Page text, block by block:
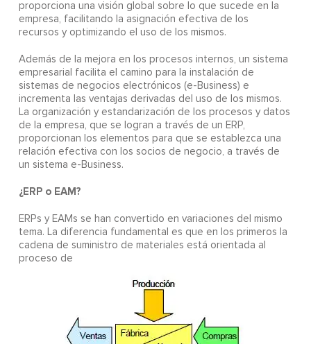
proporciona una visión global sobre lo que sucede en la
empresa, facilitando la asignación efectiva de los
recursos y optimizando el uso de los mismos.
Además de la mejora en los procesos internos, un sistema
empresarial facilita el camino para la instalación de
sistemas de negocios electrónicos (e-Business) e
incrementa las ventajas derivadas del uso de los mismos.
La organización y estandarización de los procesos y datos
de la empresa, que se logran a través de un ERP,
proporcionan los elementos para que se establezca una
relación efectiva con los socios de negocio, a través de
un sistema e-Business.
¿ERP o EAM?
ERPs y EAMs se han convertido en variaciones del mismo
tema. La diferencia fundamental es que en los primeros la
cadena de suministro de materiales está orientada al
proceso de